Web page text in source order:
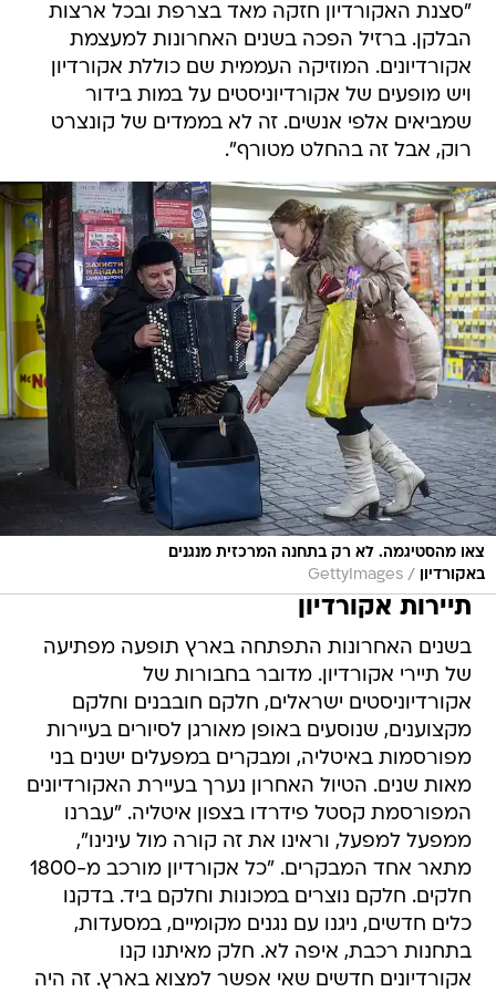
"סצנת האקורדיון חזקה מאד בצרפת ובכל ארצות
הבלקן. ברזיל הפכה בשנים האחרונות למעצמת
אקורדיונים. המוזיקה העממית שם כוללת אקורדיון
ויש מופעים של אקורדיוניסטים על במות בידור
שמביאים אלפי אנשים. זה לא בממדים של קונצרט
רוק, אבל זה בהחלט מטורף".
צאו מהסטיגמה. לא רק בתחנה המרכזית מנגנים
באקורדיון
/
GettyImages
תיירות אקורדיון
בשנים האחרונות התפתחה בארץ תופעה מפתיעה
של תיירי אקורדיון. מדובר בחבורות של
אקורדיוניסטים ישראלים, חלקם חובבנים וחלקם
מקצוענים, שנוסעים באופן מאורגן לסיורים בעיירות
מפורסמות באיטליה, ומבקרים במפעלים ישנים בני
מאות שנים. הטיול האחרון נערך בעיירת האקורדיונים
המפורסמת קסטל פידרדו בצפון איטליה. "עברנו
ממפעל למפעל, וראינו את זה קורה מול עינינו",
מתאר אחד המבקרים. "כל אקורדיון מורכב מ-1800
חלקים. חלקם נוצרים במכונות וחלקם ביד. בדקנו
כלים חדשים, ניגנו עם נגנים מקומיים, במסעדות,
בתחנות רכבת, איפה לא. חלק מאיתנו קנו
אקורדיונים חדשים שאי אפשר למצוא בארץ. זה היה